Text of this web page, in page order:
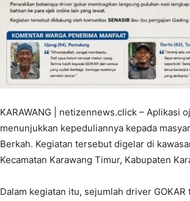
KARAWANG | netizennews.click – Aplikasi
menunjukkan kepeduliannya kepada
Berkah. Kegiatan tersebut digelar di
Kecamatan Karawang Timur, Kabupaten
Dalam kegiatan itu, sejumlah driver